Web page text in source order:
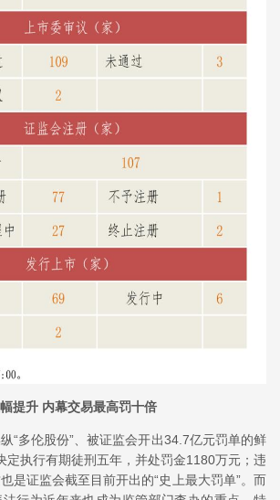
提升 内幕交易最高罚十倍
“多伦股份”、被证监会开出34.7亿元罚单的鲜
定执行有期徒刑五年，并处罚金1180万元；违
是证监会截至目前开出的“史上最大罚单”。而